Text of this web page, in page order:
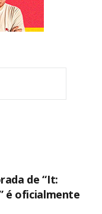
de “It:
é oficialmente